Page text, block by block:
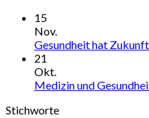
15
Nov.
Gesundheit hat Zukunft
21
Okt.
Medizin und
Stichworte